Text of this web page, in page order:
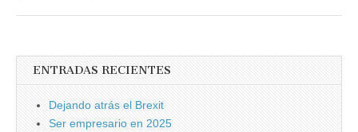
ENTRADAS RECIENTES
Dejando atrás el Brexit
Ser empresario en 2025